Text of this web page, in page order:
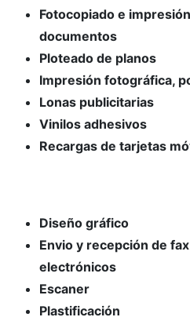
Fotocopiado e
documentos
Ploteado de planos
Impresión fotográfica,
Lonas publicitarias
Vinilos adhesivos
Recargas de tarjetas
Diseño gráfico
Envio y recepción de
electrónicos
Escaner
Plastificación